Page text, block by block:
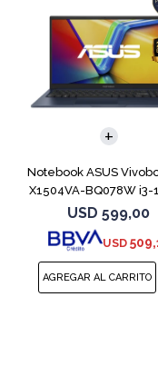
Notebook ASUS
X1504VA-BQ078W i3-
512GB 8GB
USD 599,00
USD